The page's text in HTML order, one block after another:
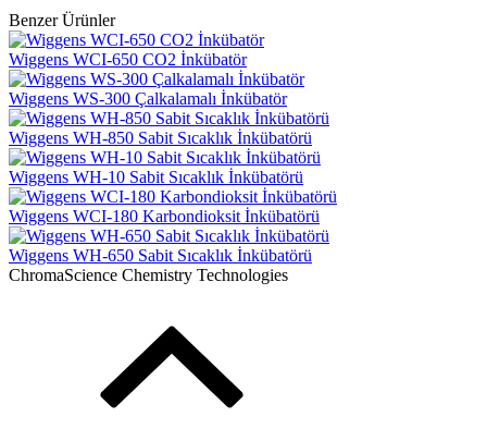
Benzer Ürünler
Wiggens WCI-650 CO2 İnkübatör
Wiggens WS-300 Çalkalamalı İnkübatör
Wiggens WH-850 Sabit Sıcaklık İnkübatörü
Wiggens WH-10 Sabit Sıcaklık İnkübatörü
Wiggens WCI-180 Karbondioksit İnkübatörü
Wiggens WH-650 Sabit Sıcaklık İnkübatörü
ChromaScience Chemistry Technologies